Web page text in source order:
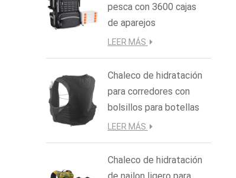
pesca con 3600 cajas
de aparejos
LEER MÁS
Chaleco de hidratación
para corredores con
bolsillos para botellas
LEER MÁS
Chaleco de hidratación